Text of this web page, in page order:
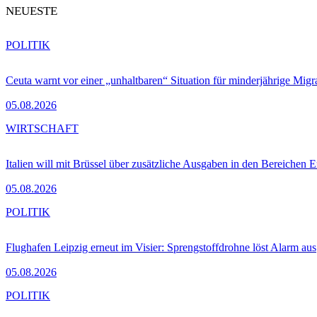
NEUESTE
Ceuta warnt vor einer „unhaltbaren“ Situation für minderjährige
05.08.2026
POLITIK
Italien will mit Brüssel über zusätzliche Ausgaben in den Bereichen
05.08.2026
WIRTSCHAFT
Flughafen Leipzig erneut im Visier: Sprengstoffdrohne löst Alarm aus
05.08.2026
POLITIK
POLITIK